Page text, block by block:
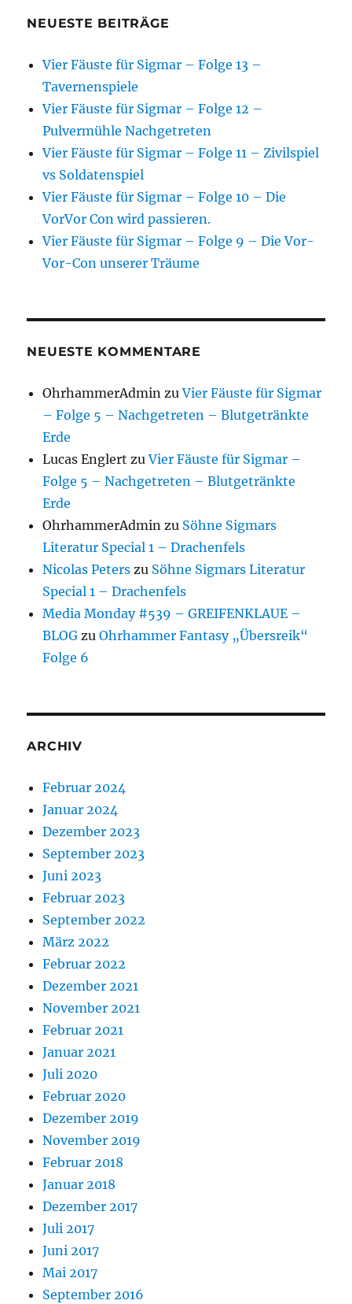
NEUESTE BEITRÄGE
Vier Fäuste für Sigmar – Folge 13 –
Tavernenspiele
Vier Fäuste für Sigmar – Folge 12 –
Pulvermühle Nachgetreten
Vier Fäuste für Sigmar – Folge 11 – Zivilspiel
vs Soldatenspiel
Vier Fäuste für Sigmar – Folge 10 – Die
VorVor Con wird passieren.
Vier Fäuste für Sigmar – Folge 9 – Die Vor-
Vor-Con unserer Träume
NEUESTE KOMMENTARE
OhrhammerAdmin zuVier Fäuste für Sigmar
– Folge 5 – Nachgetreten – Blutgetränkte
Erde
Lucas Englert zuVier Fäuste für Sigmar –
Folge 5 – Nachgetreten – Blutgetränkte
Erde
OhrhammerAdmin zu Söhne Sigmars
Literatur Special 1 – Drachenfels
Nicolas Peters zu Söhne Sigmars Literatur
Special 1 – Drachenfels
Media Monday #539 – GREIFENKLAUE –
BLOG zuOhrhammer Fantasy „Übersreik“
Folge 6
ARCHIV
Februar 2024
Januar 2024
Dezember 2023
September 2023
Juni 2023
Februar 2023
September 2022
März 2022
Februar 2022
Dezember 2021
November 2021
Februar 2021
Januar 2021
Juli 2020
Februar 2020
Dezember 2019
November 2019
Februar 2018
Januar 2018
Dezember 2017
Juli 2017
Juni 2017
Mai 2017
September 2016